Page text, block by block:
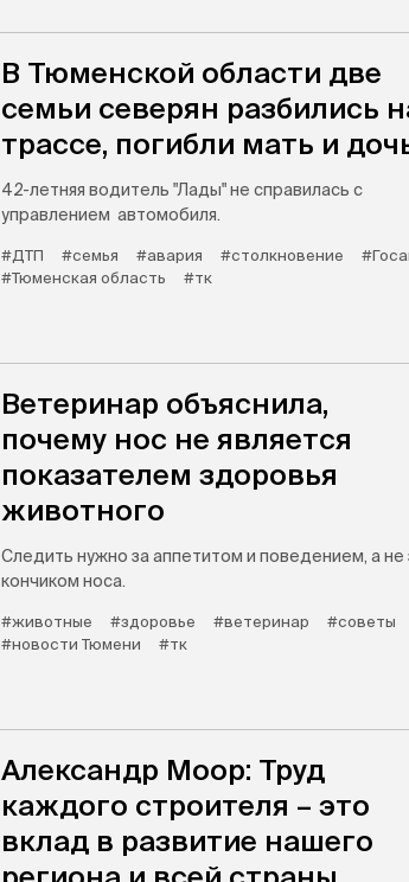
В Тюменской области две
семьи северян разбились
трассе, погибли мать и
42-летняя водитель "Лады" не справилась с
управлением автомобиля.
#ДТП #семья #авария #столкновение
#Тюменская область
#тк
Ветеринар объяснила,
почему нос не является
показателем здоровья
животного
Следить нужно за аппетитом и поведением, а не
кончиком носа.
#животные #здоровье #ветеринар
#советы
#новости Тюмени
#тк
Александр Моор: Труд
каждого строителя – это
вклад в развитие нашего